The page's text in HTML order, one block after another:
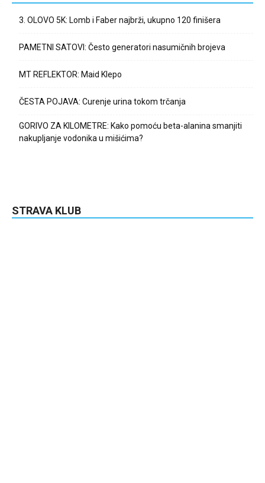
3. OLOVO 5K: Lomb i Faber najbrži, ukupno 120 finišera
PAMETNI SATOVI: Često generatori nasumičnih brojeva
MT REFLEKTOR: Maid Klepo
ČESTA POJAVA: Curenje urina tokom trčanja
GORIVO ZA KILOMETRE: Kako pomoću beta-alanina smanjiti
nakupljanje vodonika u mišićima?
STRAVA KLUB